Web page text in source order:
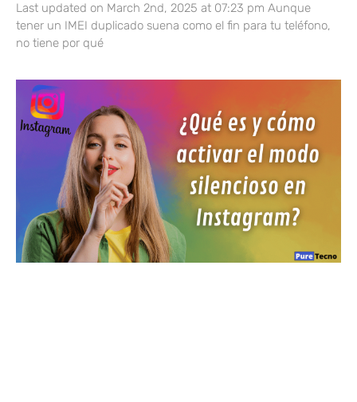
Last updated on March 2nd, 2025 at 07:23 pm Aunque
tener un IMEI duplicado suena como el fin para tu teléfono,
no tiene por qué